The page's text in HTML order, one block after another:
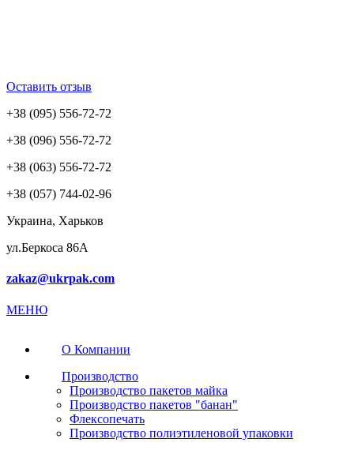
Оставить отзыв
+38 (095) 556-72-72
+38 (096) 556-72-72
+38 (063) 556-72-72
+38 (057) 744-02-96
Украина, Харьков
ул.Беркоса 86А
zakaz@ukrpak.com
МЕНЮ
О Компании
Производство
Производство пакетов майка
Производство пакетов "банан"
Флексопечать
Производство полиэтиленовой упаковки